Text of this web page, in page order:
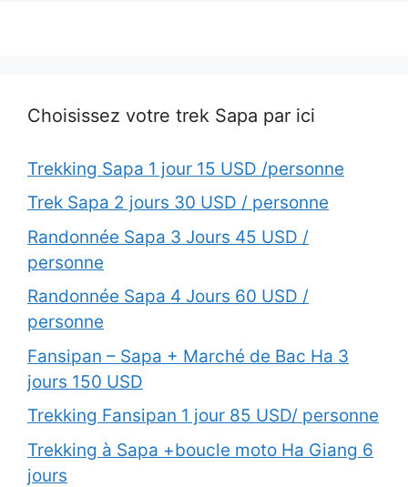
Choisissez votre trek Sapa par ici
Trekking Sapa 1 jour 15 USD /personne
Trek Sapa 2 jours 30 USD / personne
Randonnée Sapa 3 Jours 45 USD /
personne
Randonnée Sapa 4 Jours 60 USD /
personne
Fansipan – Sapa + Marché de Bac Ha 3
jours 150 USD
Trekking Fansipan 1 jour 85 USD/ personne
Trekking à Sapa +boucle moto Ha Giang 6
jours